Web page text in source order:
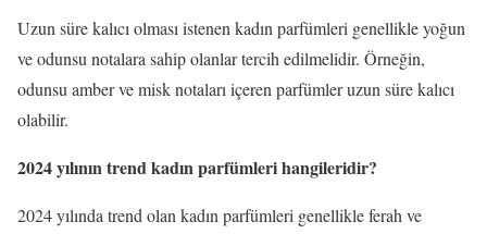
Uzun süre kalıcı olması istenen kadın parfümleri genellikle yoğun
ve odunsu notalara sahip olanlar tercih edilmelidir. Örneğin,
odunsu amber ve misk notaları içeren parfümler uzun süre kalıcı
olabilir.
2024 yılının trend kadın parfümleri hangileridir?
2024 yılında trend olan kadın parfümleri genellikle ferah ve